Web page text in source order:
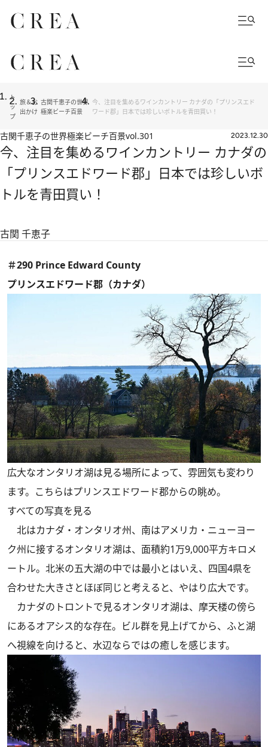
ト
ッ
プ
旅＆お
出かけ
古関千恵子の世界
極楽ビーチ百景
今、注目を集めるワインカントリー カナダの「プリンスエド
ワード郡」日本では珍しいボトルを青田買い！
古関千恵子の世界極楽ビーチ百景vol.301 2023.12.30
今、注目を集めるワインカントリー カナダの
「プリンスエドワード郡」日本では珍しいボ
トルを青田買い！
古関 千恵子
＃290 Prince Edward County
プリンスエドワード郡（カナダ）
広大なオンタリオ湖は見る場所によって、雰囲気も変わり
ます。こちらはプリンスエドワード郡からの眺め。
すべての写真を見る
北はカナダ・オンタリオ州、南はアメリカ・ニューヨー
ク州に接するオンタリオ湖は、面積約1万9,000平方キロメ
ートル。北米の五大湖の中では最小とはいえ、四国4県を
合わせた大きさとほぼ同じと考えると、やはり広大です。
カナダのトロントで見るオンタリオ湖は、摩天楼の傍ら
にあるオアシス的な存在。ビル群を見上げてから、ふと湖
へ視線を向けると、水辺ならではの癒しを感じます。